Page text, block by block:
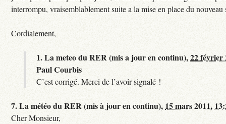
interrompu, vraisemblablement suite a la mise en place du
Cordialement,
1.La meteo du RER (mis a jour en continu),22 février
Paul Courbis
C’est corrigé. Merci de l’avoir signalé !
7.La météo du RER (mis à jour en continu), 15 mars 2011,
Cher Monsieur,